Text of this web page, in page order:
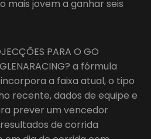
mais jovem a ganhar seis
PARA O GO
a fórmula
a faixa atual, o tipo
recente, dados de equipe e
prever um vencedor
de corrida